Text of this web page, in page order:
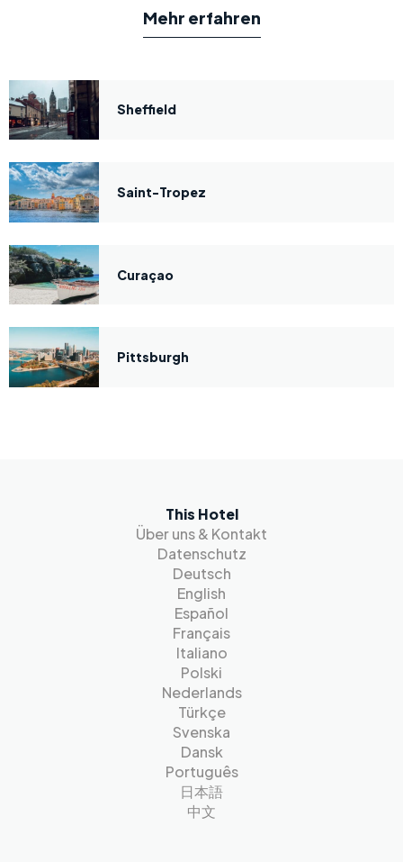
Mehr erfahren
Sheffield
Saint-Tropez
Curaçao
Pittsburgh
This Hotel
Über uns & Kontakt
Datenschutz
Deutsch
English
Español
Français
Italiano
Polski
Nederlands
Türkçe
Svenska
Dansk
Português
日本語
中文